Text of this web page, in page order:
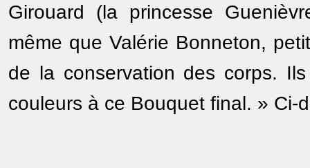
Girouard (la princesse
même que Valérie Bonneton,
de la conservation des corps.
couleurs à ce Bouquet final. » Ci-